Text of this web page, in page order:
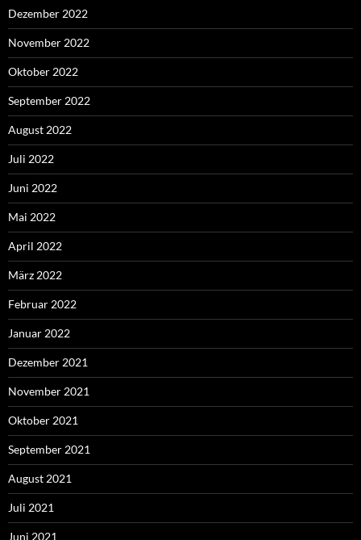
Dezember 2022
November 2022
Oktober 2022
September 2022
August 2022
Juli 2022
Juni 2022
Mai 2022
April 2022
März 2022
Februar 2022
Januar 2022
Dezember 2021
November 2021
Oktober 2021
September 2021
August 2021
Juli 2021
Juni 2021